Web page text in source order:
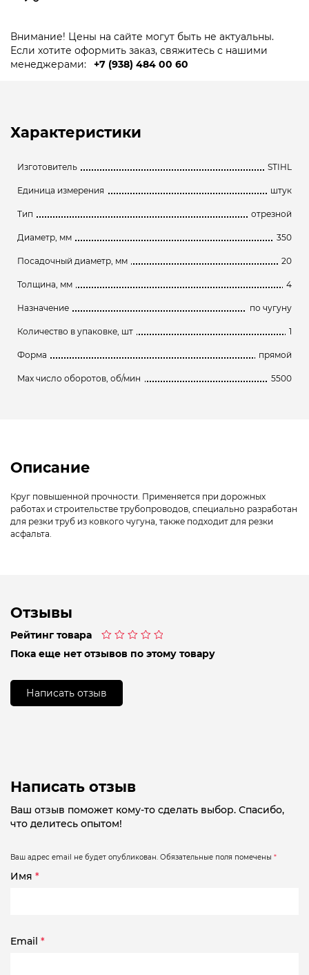
Внимание! Цены на сайте могут быть не актуальны.
Если хотите оформить заказ, свяжитесь с нашими
менеджерами:
+7 (938) 484 00 60
Характеристики
Изготовитель STIHL
Единица измерения штук
Тип отрезной
Диаметр, мм 350
Посадочный диаметр, мм 20
Толщина, мм 4
Назначение по чугуну
Количество в упаковке, шт 1
Форма прямой
Max число оборотов, об/мин 5500
Описание
Круг повышенной прочности. Применяется при дорожных
работах и строительстве трубопроводов, специально разработан
для резки труб из ковкого чугуна, также подходит для резки
асфальта.
Отзывы
Рейтинг товара
0
Пока еще нет отзывов по этому товару
Написать отзыв
Написать отзыв
Ваш отзыв поможет кому-то сделать выбор. Спасибо,
что делитесь опытом!
Ваш адрес email не будет опубликован. Обязательные поля помечены *
Имя *
Email *